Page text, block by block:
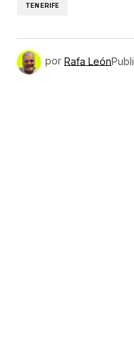
TENERIFE
por Rafa León